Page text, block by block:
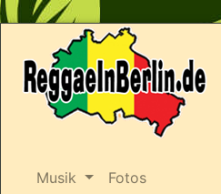
Musik
Fotos